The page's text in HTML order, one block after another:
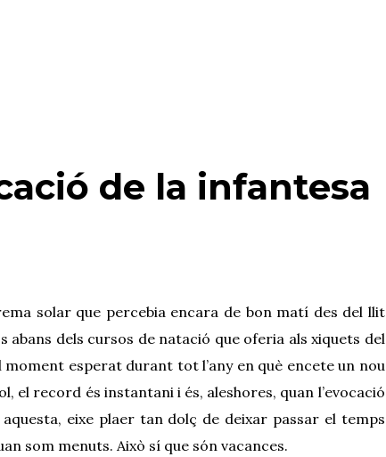
de la infantesa
solar que percebia encara de bon matí des del llit
abans dels cursos de natació que oferia als xiquets del
esperat durant tot l’any en què encete un nou
record és instantani i és, aleshores, quan l’evocació
eixe plaer tan dolç de deixar passar el temps
som menuts. Això sí que són vacances.